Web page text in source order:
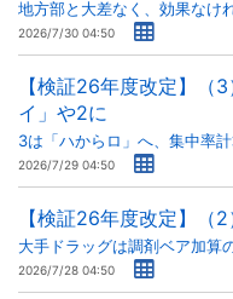
地方部と大差なく、効果なけ
2026/7/30 04:50
【検証26年度改定】（
イ」や2に
3は「ハからロ」へ、集中率
2026/7/29 04:50
【検証26年度改定】（
大手ドラッグは調剤ベア加算
2026/7/28 04:50